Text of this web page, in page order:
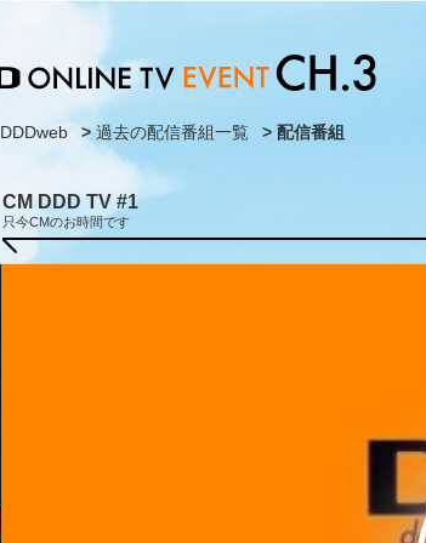
DDDweb > 過去の配信番組一覧 > 配信番組
CM DDD TV #1
只今CMのお時間です